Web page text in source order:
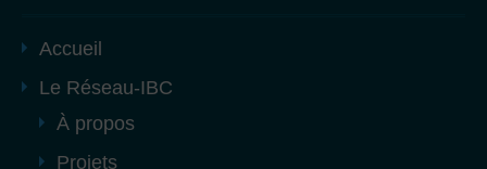
Accueil
Le Réseau-IBC
À propos
Projets